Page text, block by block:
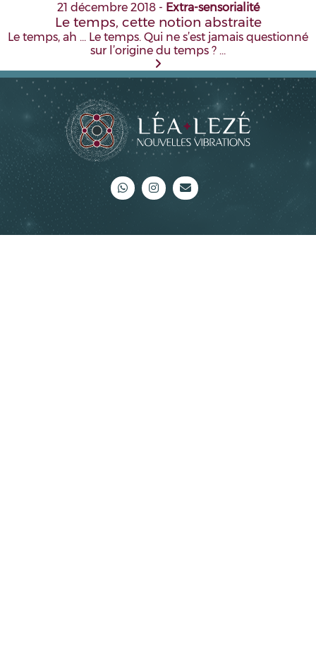
21 décembre 2018- Extra-sensorialité
Le temps, cette notion abstraite
Le temps, ah ... Le temps. Qui ne s’est jamais questionné
sur l’origine du temps ? …